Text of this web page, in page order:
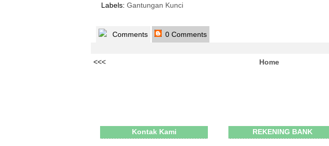
Labels: Gantungan Kunci
Comments 0 Comments
<<< Home
Kontak Kami REKENING BANK